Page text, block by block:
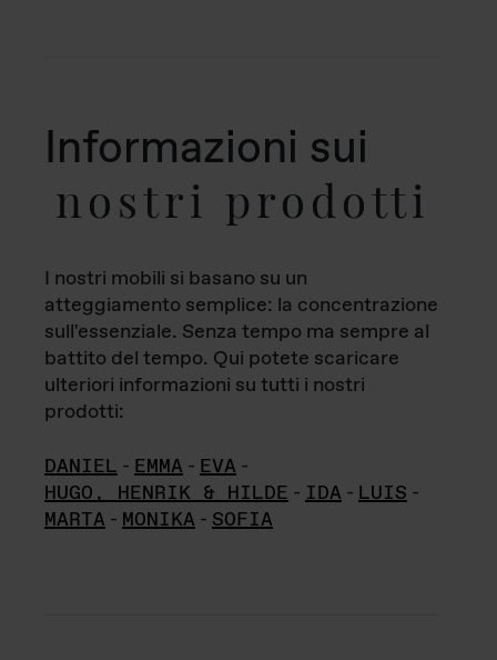
Informazioni sui
nostri prodotti
I nostri mobili si basano su un
atteggiamento semplice: la concentrazione
sull'essenziale. Senza tempo ma sempre al
battito del tempo. Qui potete scaricare
ulteriori informazioni su tutti i nostri
prodotti:
DANIEL - EMMA - EVA -
HUGO, HENRIK & HILDE - IDA - LUIS -
MARTA - MONIKA - SOFIA